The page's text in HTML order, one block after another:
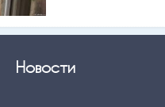
Новости